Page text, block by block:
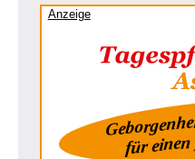
Anzeige
für